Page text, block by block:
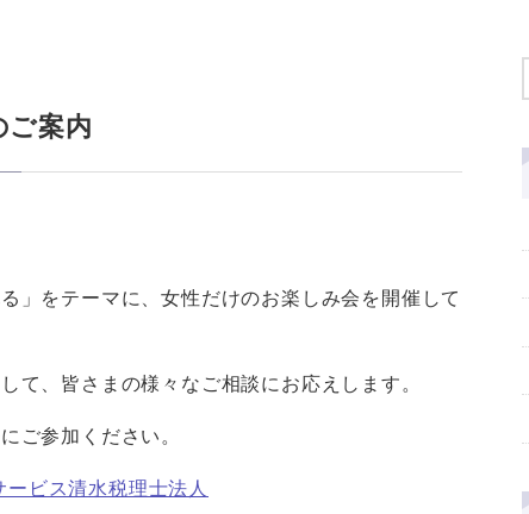
ご案内
」をテーマに、女性だけのお楽しみ会を開催して
て、皆さまの様々なご相談にお応えします。
ご参加ください。
ビス清水税理士法人